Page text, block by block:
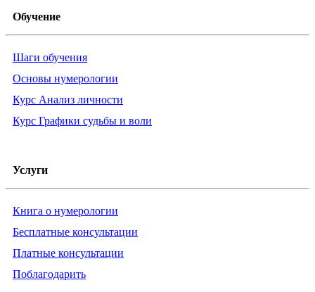
Обучение
Шаги обучения
Основы нумерологии
Курс Анализ личности
Курс Графики судьбы и воли
Услуги
Книга о нумерологии
Бесплатные консультации
Платные консультации
Поблагодарить